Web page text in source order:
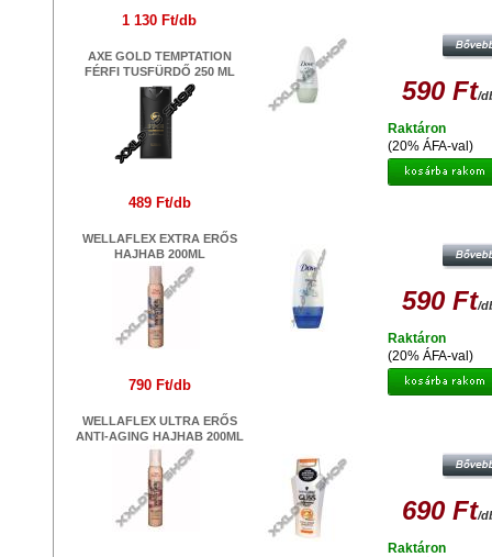
1 130 Ft/db
AXE GOLD TEMPTATION
FÉRFI TUSFÜRDŐ 250 ML
489 Ft/db
WELLAFLEX EXTRA ERŐS
HAJHAB 200ML
790 Ft/db
WELLAFLEX ULTRA ERŐS
ANTI-AGING HAJHAB 200ML
590 Ft/
(20% ÁFA-val)
Raktáron
590 Ft/
(20% ÁFA-val)
Raktáron
690 Ft/
Raktáron